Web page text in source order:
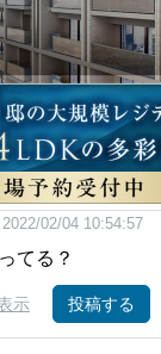
2022/02/04 10:54:57
てる？
示 投稿する